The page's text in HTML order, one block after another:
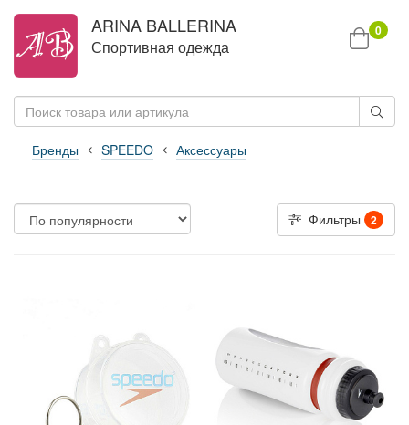
ARINA BALLERINA
Спортивная одежда
0
Бренды SPEEDO Аксессуары
Фильтры 2